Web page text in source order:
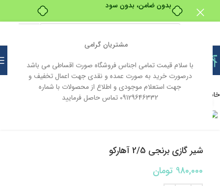
مشتریان گرامی
با سلام قیمت تمامی اجناس فروشگاه صورت اقساطی می باشد
درصورت خرید به صورت عمده و نقدی جهت اعمال تخفیف و
جهت استعلام موجودی و اطلاع از محصولات با شماره
09129646332 تماس حاصل فرمایید
بدون ضامن، بدون سود
خانه
بزرگنمایی تصویر
شیر گازی برنجی 2/5 آهارکو
980,000 تومان